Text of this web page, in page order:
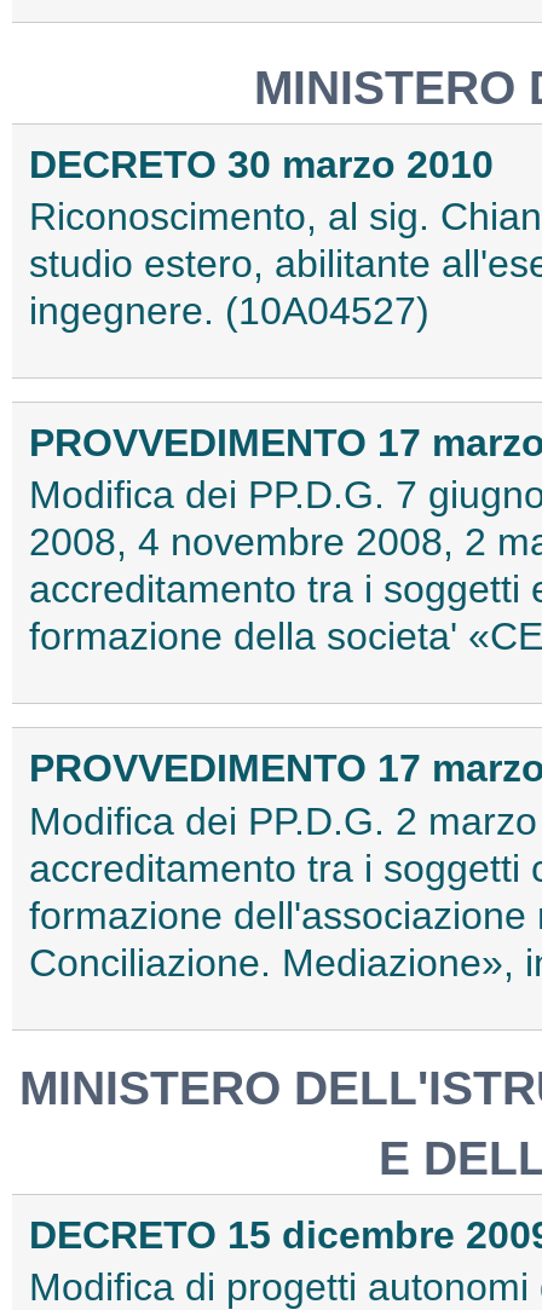
MINISTERO
DECRETO 30 marzo 2010
Riconoscimento, al sig.
studio estero, abilitante
ingegnere. (10A04527)
PROVVEDIMENTO 17
Modifica dei PP.D.G. 7
2008, 4 novembre 2008, 2
accreditamento tra i soggetti
formazione della societa'
PROVVEDIMENTO 17
Modifica dei PP.D.G. 2
accreditamento tra i soggetti
formazione
Conciliazione. Mediazione»,
MINISTERO
E
DECRETO 15 dicembre
Modifica di progetti